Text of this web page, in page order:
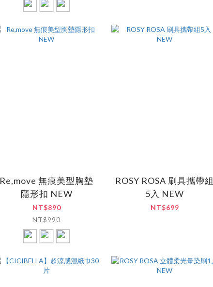
Re,move 無痕美型胸墊
隱形扣 NEW
NT$890
NT$990
ROSY ROSA 刷具攜帶組
5入 NEW
NT$699